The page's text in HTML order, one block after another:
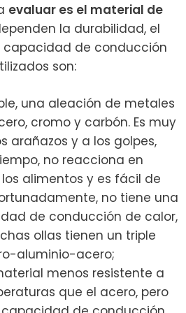
evaluar es el material de
la durabilidad, el
de conducción
son:
una aleación de metales
cromo y carbón. Es muy
arañazos y a los golpes,
no reacciona en
alimentos y es fácil de
no tiene una
de conducción de calor,
ollas tienen un triple
aluminio-acero;
menos resistente a
que el acero, pero